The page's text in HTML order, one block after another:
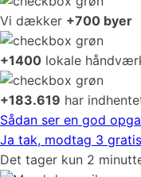
Vi dækker +700 byer
+1400 lokale
+183.619 har
Sådan ser en god
Ja tak, modtag 3
Det tager kun 2